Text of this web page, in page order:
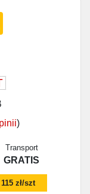
)
Transport
GRATIS
115 zł/szt